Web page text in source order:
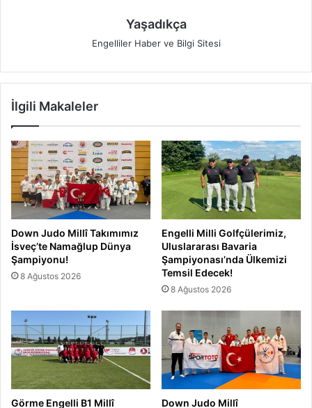
Yaşadıkça
Engelliler Haber ve Bilgi Sitesi
İlgili Makaleler
Down Judo Millî Takımımız
İsveç’te Namağlup Dünya
Şampiyonu!
8 Ağustos 2026
Engelli Milli Golfçülerimiz,
Uluslararası Bavaria
Şampiyonası’nda Ülkemizi
Temsil Edecek!
8 Ağustos 2026
Görme Engelli B1 Millî
Down Judo Millî